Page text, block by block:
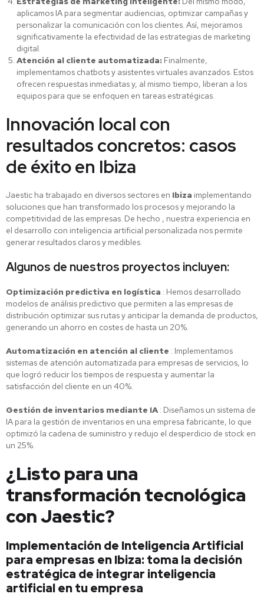
aplicamos IA para segmentar audiencias, optimizar campañas y
personalizar la comunicación con los clientes. Así, mejoramos
significativamente la efectividad de las estrategias de marketing
digital.
Atención al cliente automatizada: Finalmente,
implementamos chatbots y asistentes virtuales avanzados. Estos
ofrecen respuestas inmediatas y, al mismo tiempo, liberan a los
equipos para que se enfoquen en tareas estratégicas.
Innovación local con
resultados concretos: casos
de éxito en Ibiza
Jaestic ha trabajado en diversos sectores en Ibiza implementando
soluciones que han transformado los procesos y mejorando la
competitividad de las empresas. De hecho , nuestra experiencia en
el desarrollo con inteligencia artificial personalizada nos permite
generar resultados claros y medibles.
Algunos de nuestros proyectos incluyen:
Optimización predictiva en logística : Hemos desarrollado
modelos de análisis predictivo que permiten a las empresas de
distribución optimizar sus rutas y anticipar la demanda de productos,
generando un ahorro en costes de hasta un 20%.
Automatización en atención al cliente : Implementamos
sistemas de atención automatizada para empresas de servicios, lo
que logró reducir los tiempos de respuesta y aumentar la
satisfacción del cliente en un 40%.
Gestión de inventarios mediante IA: Diseñamos un sistema de
IA para la gestión de inventarios en una empresa fabricante, lo que
optimizó la cadena de suministro y redujo el desperdicio de stock en
un 25%.
¿Listo para una
transformación tecnológica
con Jaestic?
Implementación de Inteligencia Artificial
para empresas en Ibiza: toma la decisión
estratégica de integrar inteligencia
artificial en tu empresa